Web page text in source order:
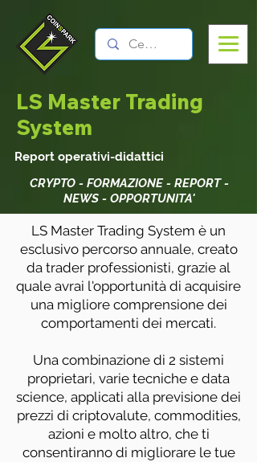
LS Master Trading
System
Report operativi-didattici
CRYPTO - FORMAZIONE - REPORT -
NEWS - OPPORTUNITA'
LS Master Trading System è un
esclusivo percorso annuale, creato
da trader professionisti, grazie al
quale avrai l'opportunità di acquisire
una migliore comprensione dei
comportamenti dei mercati.
Una combinazione di 2 sistemi
proprietari, varie tecniche e data
science, applicati alla previsione dei
prezzi di criptovalute, commodities,
azioni e molto altro, che ti
consentiranno di migliorare le tue